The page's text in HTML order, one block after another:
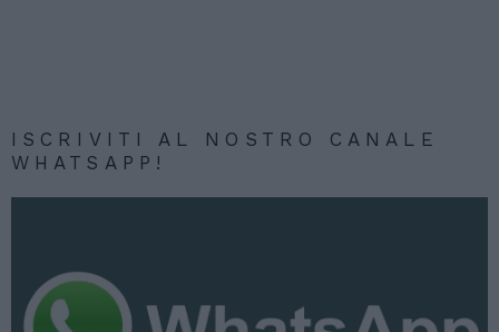
ISCRIVITI AL NOSTRO CANALE
WHATSAPP!